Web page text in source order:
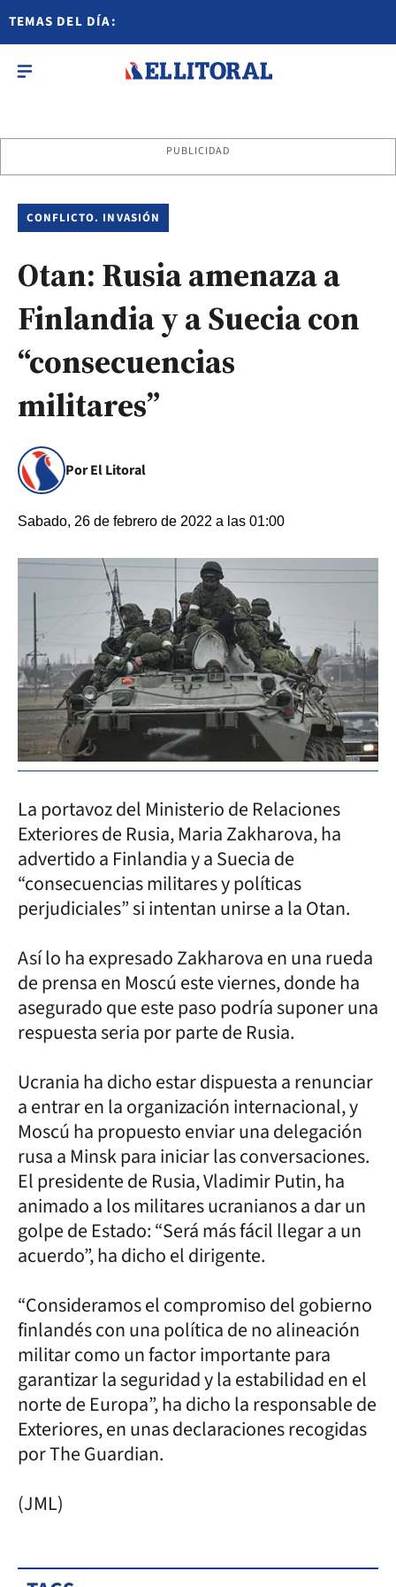
TEMAS DEL DÍA:
PUBLICIDAD
CONFLICTO. INVASIÓN
Otan: Rusia amenaza a
Finlandia y a Suecia con
“consecuencias
militares”
Por El Litoral
Sabado, 26 de febrero de 2022 a las 01:00
La portavoz del Ministerio de Relaciones
Exteriores de Rusia, Maria Zakharova, ha
advertido a Finlandia y a Suecia de
“consecuencias militares y políticas
perjudiciales” si intentan unirse a la Otan.
Así lo ha expresado Zakharova en una rueda
de prensa en Moscú este viernes, donde ha
asegurado que este paso podría suponer una
respuesta seria por parte de Rusia.
Ucrania ha dicho estar dispuesta a renunciar
a entrar en la organización internacional, y
Moscú ha propuesto enviar una delegación
rusa a Minsk para iniciar las conversaciones.
El presidente de Rusia, Vladimir Putin, ha
animado a los militares ucranianos a dar un
golpe de Estado: “Será más fácil llegar a un
acuerdo”, ha dicho el dirigente.
“Consideramos el compromiso del gobierno
finlandés con una política de no alineación
militar como un factor importante para
garantizar la seguridad y la estabilidad en el
norte de Europa”, ha dicho la responsable de
Exteriores, en unas declaraciones recogidas
por The Guardian.
(JML)